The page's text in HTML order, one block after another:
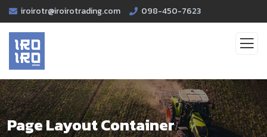
iroirotr@iroirotrading.com 098-450-7623
Page Layout Container